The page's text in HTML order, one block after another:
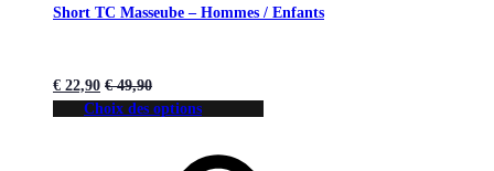
Short TC Masseube – Hommes / Enfants
€ 22,90 €49,90
Choix des options